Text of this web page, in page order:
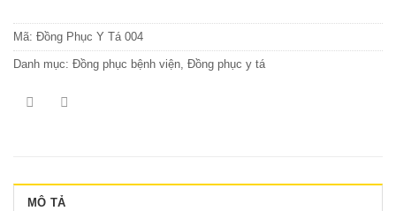
Mã: Đồng Phục Y Tá 004
Danh mục: Đồng phục bệnh viện, Đồng phục y tá
MÔ TẢ